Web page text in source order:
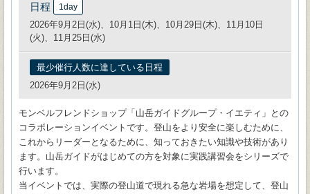
日程 1day
2026年9月2日(水)、10月1日(木)、10月29日(木)、11月10日
(火)、11月25日(水)
最少催行人数に達している日程
2026年9月2日(水)
モンベルフレンドショップ「山岳ガイドグループ・イエティ」との
コラボレーションイベントです。登山をより安全に楽しむために、
これからリーダーとなるために、知っておきたい知識や技術があり
ます。山岳ガイドがはじめての方を対象に実践講習会をシリーズで
行います。
当イベントでは、実際の登山道で現れる急な岩場を想定して、登山